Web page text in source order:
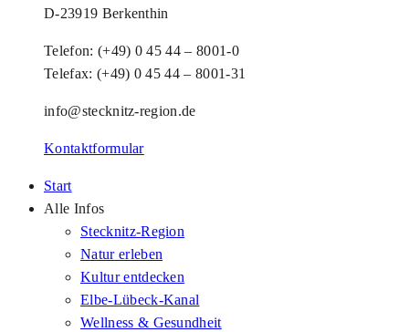
D-23919 Berkenthin
Telefon: (+49) 0 45 44 – 8001-0
Telefax: (+49) 0 45 44 – 8001-31
info@stecknitz-region.de
Kontaktformular
Start
Alle Infos
Stecknitz-Region
Natur erleben
Kultur entdecken
Elbe-Lübeck-Kanal
Wellness & Gesundheit